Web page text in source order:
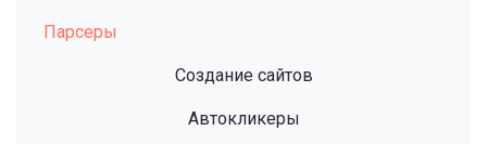
Парсеры
Создание сайтов
Автокликеры